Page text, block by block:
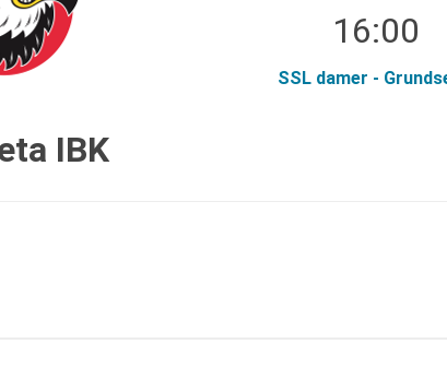
IBK
16:00
SSL damer -